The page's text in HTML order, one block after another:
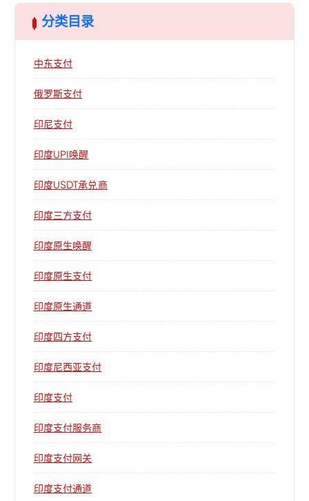
分类目录
中东支付
俄罗斯支付
印尼支付
印度UPI唤醒
印度USDT承兑商
印度三方支付
印度原生唤醒
印度原生支付
印度原生通道
印度四方支付
印度尼西亚支付
印度支付
印度支付服务商
印度支付网关
印度支付通道